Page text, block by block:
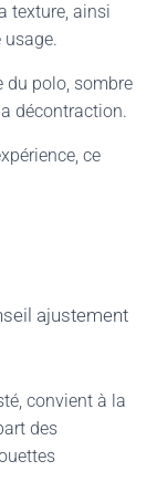
texture, ainsi
usage.
du polo, sombre
décontraction.
ce
ajustement
convient à la
des